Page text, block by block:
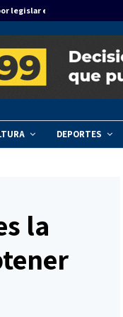
de la…
DEPORTES
la